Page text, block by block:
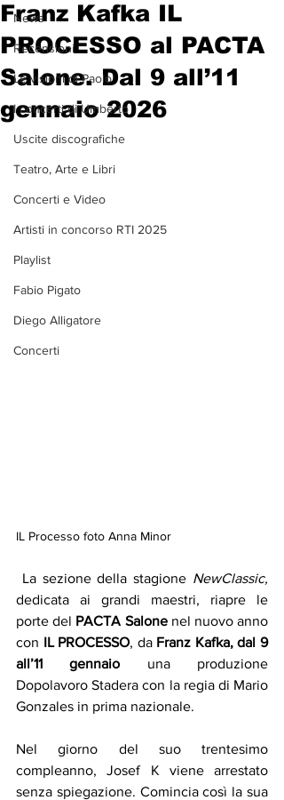
News
Recensioni
Le visioni di Paolo
I concerti di Umberto
Uscite discografiche
Teatro, Arte e Libri
Concerti e Video
Artisti in concorso RTI 2025
Playlist
Fabio Pigato
Diego Alligatore
Concerti
Franz Kafka IL
PROCESSO al PACTA
Salone. Dal 9 all’11
gennaio 2026
IL Processo foto Anna Minor
La sezione della stagione
dedicata ai grandi maestri, riapre le
porte del PACTA Salone nel nuovo anno
con IL PROCESSO, da Franz Kafka, dal 9
all’11 gennaio una
produzione
Dopolavoro Stadera con la regia di Mario
Gonzales in prima nazionale.
Nel giorno del suo trentesimo
compleanno, Josef K viene arrestato
senza spiegazione. Comincia così la sua